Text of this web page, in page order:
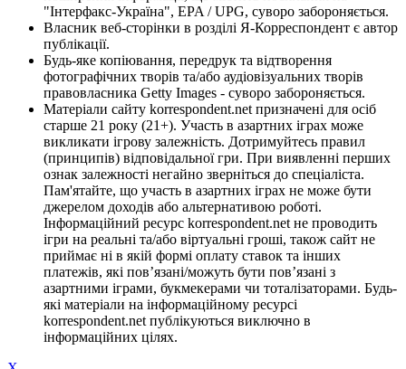
"Інтерфакс-Україна", EPA / UPG, суворо забороняється.
Власник веб-сторінки в розділі Я-Корреспондент є автор
публікації.
Будь-яке копіювання, передрук та відтворення
фотографічних творів та/або аудіовізуальних творів
правовласника Getty Images - суворо забороняється.
Матеріали сайту korrespondent.net призначені для осіб
старше 21 року (21+). Участь в азартних іграх може
викликати ігрову залежність. Дотримуйтесь правил
(принципів) відповідальної гри. При виявленні перших
ознак залежності негайно зверніться до спеціаліста.
Пам'ятайте, що участь в азартних іграх не може бути
джерелом доходів або альтернативою роботі.
Інформаційний ресурс korrespondent.net не проводить
ігри на реальні та/або віртуальні гроші, також сайт не
приймає ні в якій формі оплату ставок та інших
платежів, які пов’язані/можуть бути пов’язані з
азартними іграми, букмекерами чи тоталізаторами. Будь-
які матеріали на інформаційному ресурсі
korrespondent.net публікуються виключно в
інформаційних цілях.